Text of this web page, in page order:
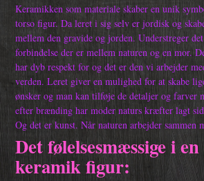
Keramikken som materiale skaber en unik
torso figur. Da leret i sig selv er jordisk og
mellem den gravide og jorden. Understreger
forbindelse der er mellem naturen og en mor.
har dyb respekt for og det er den vi arbejder
verden. Leret giver en mulighed for at skabe
ønsker og man kan tilføje de detaljer og farver
efter brænding har moder naturs kræfter lagt
Og det er kunst. Når naturen arbejder sammen
Det følelsesmæssige i
keramik figur: